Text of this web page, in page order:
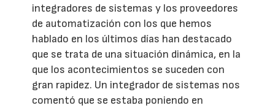
integradores de sistemas y los proveedores
de automatización con los que hemos
hablado en los últimos días han destacado
que se trata de una situación dinámica, en la
que los acontecimientos se suceden con
gran rapidez. Un integrador de sistemas nos
comentó que se estaba poniendo en